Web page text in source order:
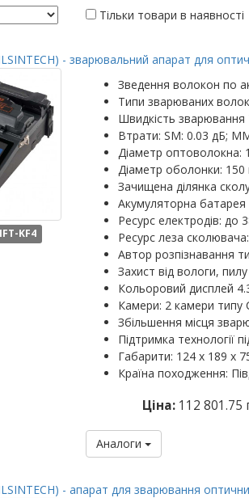
Тільки товари в наявності
- зварювальний апарат для
KF4
Зведення волокон по
Типи зварюваних
Швидкість зварювання
Втрати: SM: 0.03 дБ;
Діаметр оптоволокна:
Діаметр оболонки:
Зачищена ділянка
Акумуляторна батарея
Ресурс електродів: до
Ресурс леза
Автор розпізнавання
Захист від вологи, пилу
Кольоровий дисплей
Камери: 2 камери типу
Збільшення місця
Підтримка технології
Габарити: 124 х 189 х
Країна походження:
Ціна: 112 801.75
Аналоги
- апарат для зварювання